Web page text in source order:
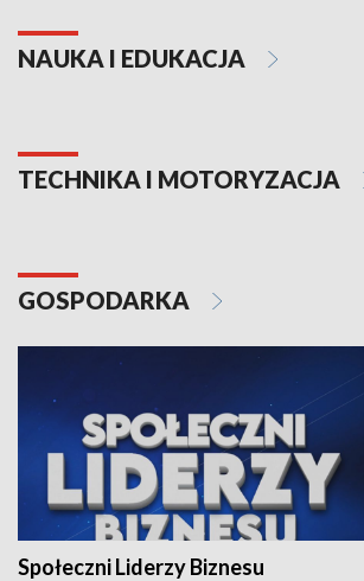
NAUKA I EDUKACJA
TECHNIKA I MOTORYZACJA
GOSPODARKA
Społeczni Liderzy Biznesu